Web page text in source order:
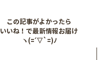
この記事がよかったら
いいね！で最新情報お届け
ヽ(=´▽`=)ﾉ